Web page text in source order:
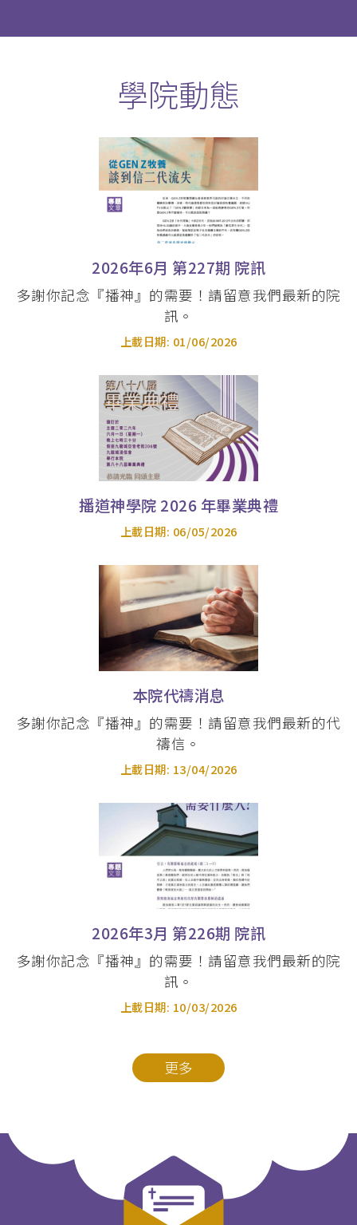
的信徒，就聖經研究、崇拜事工、兒童基督教
聖經研究文學碩士 (MABS)
基督教教育文學碩士 (主修兒童基督教教
崇拜學文學碩士 (MAWS)
基督教研究碩士 (英國) 及 聖經研究證書
(研究程度) (英國) (MCS-UK & CBS-UK)
教牧訓練課程專為兩類對象：蒙召作牧者的信
徒和現職牧者而設。道學碩士專為裝備蒙召獻
身事主的信徒；其餘課程則為現職教牧提供不
同焦點的持續裝備機會。
道學碩士(英國)
釋經講道深造微證書 (PMEP)
育) (MACE)
崇拜學文學碩士 (MAWS)
教牧學博士 及 教牧學文學碩士 (DMin &
MAPM)
神學碩士 (ThM)
學院動態
2026年6月 第227期 院訊
多謝你記念『播神』的需要！請留意我們最新的院
訊。
上載日期: 01/06/2026
播道神學院 2026 年畢業典禮
上載日期: 06/05/2026
本院代禱消息
多謝你記念『播神』的需要！請留意我們最新的代
禱信。
上載日期: 13/04/2026
2026年3月 第226期 院訊
多謝你記念『播神』的需要！請留意我們最新的院
訊。
上載日期: 10/03/2026
更多